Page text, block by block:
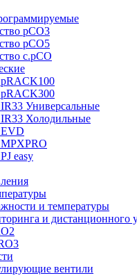
pCO3
pCO5
c.pCO
Универсальные
Холодильные
easy
и температуры
и дистанционного
вентили